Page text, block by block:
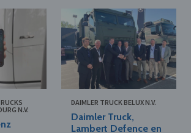
N.V.
DAIMLER TRUCK BELUX N.V.
Daimler Truck,
Lambert Defence en